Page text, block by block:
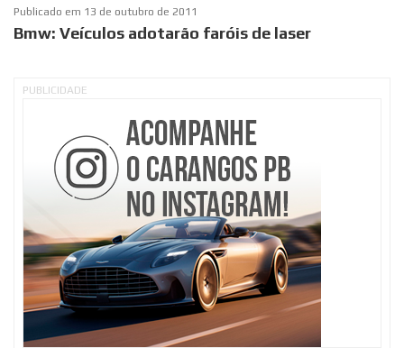
Publicado em 13 de outubro de 2011
Bmw: Veículos adotarão faróis de laser
PUBLICIDADE